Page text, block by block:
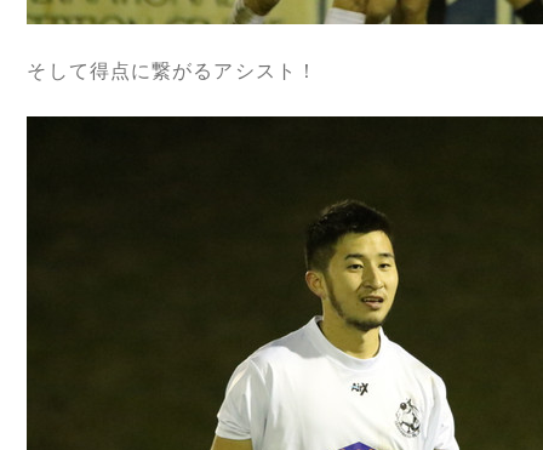
そして得点に繋がるアシスト！